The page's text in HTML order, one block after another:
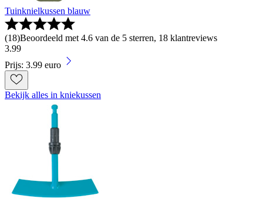
Tuinknielkussen blauw
(18)Beoordeeld met 4.6 van de 5 sterren, 18 klantreviews
3.99
Prijs: 3.99 euro
Bekijk alles in kniekussen